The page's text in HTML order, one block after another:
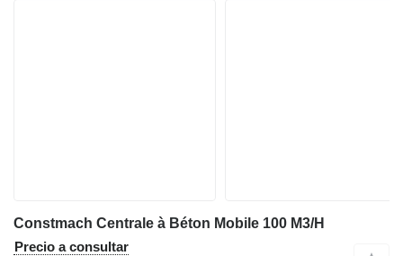
Constmach Centrale à Béton Mobile 100 M3/H
Precio a consultar